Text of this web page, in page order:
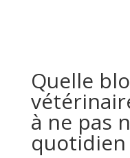
Quelle
à ne pas
quotidien